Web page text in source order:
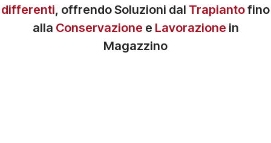
differenti, offrendo Soluzioni dal Trapiantofino
alla Conservazione e Lavorazione in
Magazzino